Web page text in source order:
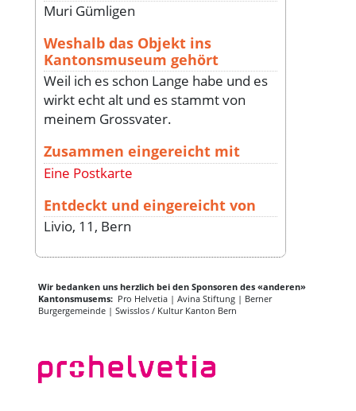
Muri Gümligen
Weshalb das Objekt ins
Kantonsmuseum gehört
Weil ich es schon Lange habe und es
wirkt echt alt und es stammt von
meinem Grossvater.
Zusammen eingereicht mit
Eine Postkarte
Entdeckt und eingereicht von
Livio, 11, Bern
Wir bedanken uns herzlich bei den Sponsoren des «anderen»
Kantonsmusems: Pro Helvetia | Avina Stiftung | Berner
Burgergemeinde | Swisslos / Kultur Kanton Bern